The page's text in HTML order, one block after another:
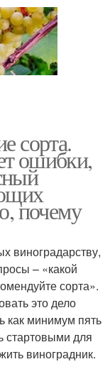
сорта.
ошибки,
почему
виноградарству,
– «какой
сорта».
это дело
как минимум пять
стартовыми для
виноградник.